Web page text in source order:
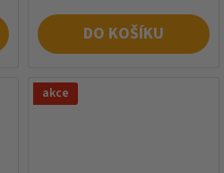
DO KOŠÍKU
akce